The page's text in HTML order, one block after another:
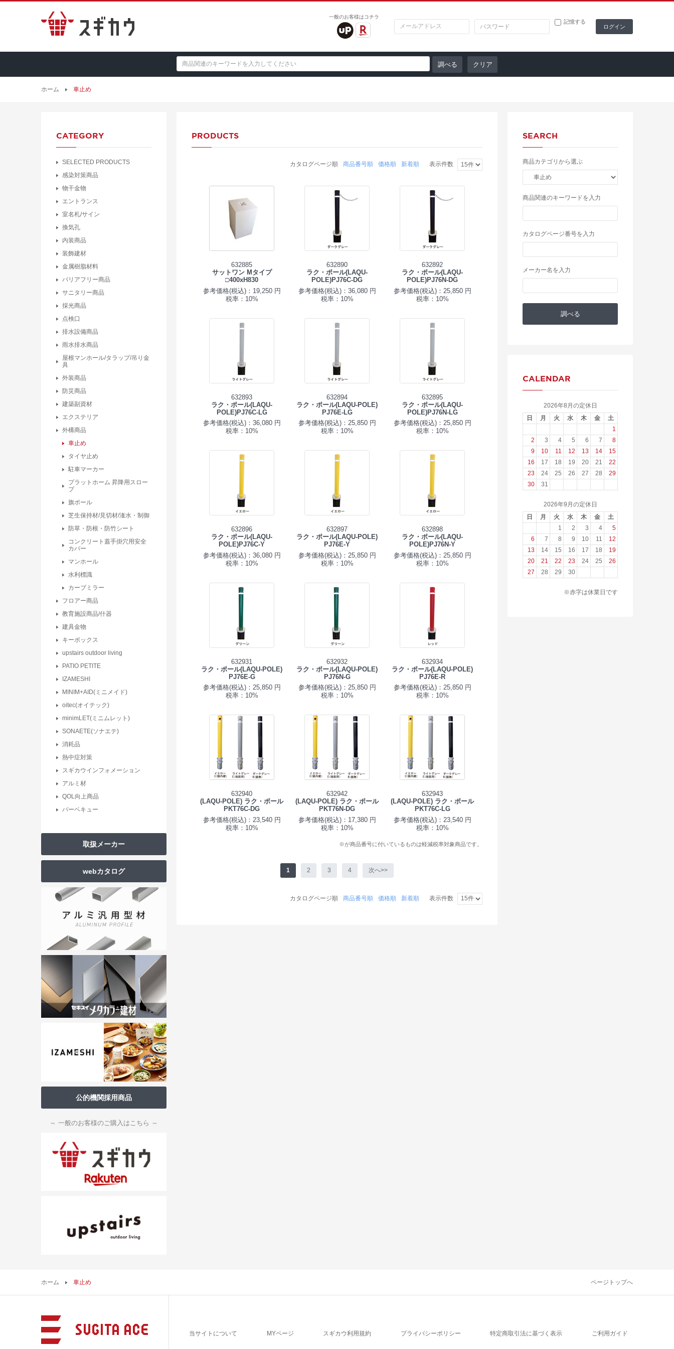
一般のお客様はコチラ
記憶する
クリア
ホーム 車止め
PRODUCTS
カタログページ順 商品番号順 価格順 新着順 表示件数
632885
サットワン Mタイプ
□400xH830
参考価格(税込)：19,250 円
税率：10%
632890
ラク・ポール(LAQU-
POLE)PJ76C-DG
参考価格(税込)：36,080 円
税率：10%
632892
ラク・ポール(LAQU-
POLE)PJ76N-DG
参考価格(税込)：25,850 円
税率：10%
632893
ラク・ポール(LAQU-
POLE)PJ76C-LG
参考価格(税込)：36,080 円
税率：10%
632894
ラク・ポール(LAQU-POLE)
PJ76E-LG
参考価格(税込)：25,850 円
税率：10%
632895
ラク・ポール(LAQU-
POLE)PJ76N-LG
参考価格(税込)：25,850 円
税率：10%
632896
ラク・ポール(LAQU-
POLE)PJ76C-Y
参考価格(税込)：36,080 円
税率：10%
632897
ラク・ポール(LAQU-POLE)
PJ76E-Y
参考価格(税込)：25,850 円
税率：10%
632898
ラク・ポール(LAQU-
POLE)PJ76N-Y
参考価格(税込)：25,850 円
税率：10%
632931
ラク・ポール(LAQU-POLE)
PJ76E-G
参考価格(税込)：25,850 円
税率：10%
632932
ラク・ポール(LAQU-POLE)
PJ76N-G
参考価格(税込)：25,850 円
税率：10%
632934
ラク・ポール(LAQU-POLE)
PJ76E-R
参考価格(税込)：25,850 円
税率：10%
632940
(LAQU-POLE) ラク・ポール
PKT76C-DG
参考価格(税込)：23,540 円
税率：10%
632942
(LAQU-POLE) ラク・ポール
PKT76N-DG
参考価格(税込)：17,380 円
税率：10%
632943
(LAQU-POLE) ラク・ポール
PKT76C-LG
参考価格(税込)：23,540 円
税率：10%
※が商品番号に付いているものは軽減税率対象商品です。
1 2 3 4 次へ>>
カタログページ順 商品番号順 価格順 新着順 表示件数
CATEGORY
SELECTED PRODUCTS
感染対策商品
物干金物
エントランス
室名札/サイン
換気孔
内装商品
装飾建材
金属樹脂材料
バリアフリー商品
サニタリー商品
採光商品
点検口
排水設備商品
雨水排水商品
屋根マンホール/タラップ/吊り金
具
外装商品
防災商品
建築副資材
エクステリア
外構商品
車止め
タイヤ止め
駐車マーカー
プラットホーム 昇降用スロー
プ
旗ポール
芝生保持材/見切材/潅水・制御
防草・防根・防竹シート
コンクリート蓋手掛穴用安全
カバー
マンホール
水利標識
カーブミラー
フロアー商品
教育施設商品/什器
建具金物
キーボックス
upstairs outdoor living
PATIO PETITE
IZAMESHI
MINIM+AID(ミニメイド)
oitec(オイテック)
minimLET(ミニムレット)
SONAETE(ソナエテ)
消耗品
熱中症対策
スギカウインフォメーション
アルミ材
QOL向上商品
バーベキュー
取扱メーカー
webカタログ
公的機関採用商品
～ 一般のお客様のご購入はこちら ～
SEARCH
商品カテゴリから選ぶ
商品関連のキーワードを入力
カタログページ番号を入力
メーカー名を入力
CALENDAR
2026年8月の定休日
日
月 火 水 木 金
土
1
2
3 4 5 6 7
8
9
10 11 12 13 14
15
16
17 18 19 20 21
22
23
24 25 26 27 28
29
30
31
2026年9月の定休日
日
月 火 水 木 金
土
1
2 3 4
5
6
7 8 9 10 11
12
13
14 15 16 17 18
19
20
21 22 23 24 25
26
27
28 29 30
※赤字は休業日です
ホーム 車止め ページトップへ
当サイトについて MYページ スギカウ利用規約 プライバシーポリシー 特定商取引法に基づく表示 ご利用ガイド